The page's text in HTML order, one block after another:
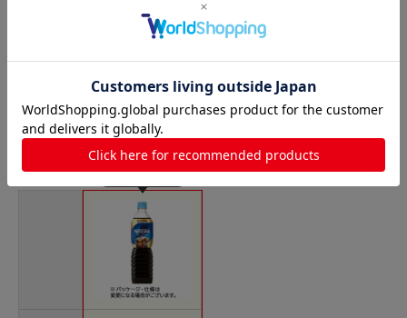
コーヒー飲料（ペットボトル） 業務用の人気商品との比
較